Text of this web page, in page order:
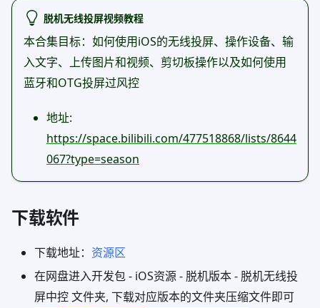
脱机无线投屏视频教程
本合集目标：如何使用iOS的无线投屏、操作设备、输
入文字、上传图片和视频、剪切板操作以及如何使用
蓝牙和OTG投屏过风控
地址:
https://space.bilibili.com/477518868/lists/8644
067?type=season
下载软件
下载地址： 资源区
在网盘进入开发包 - iOS资源 - 脱机版本 - 脱机无线投
屏中控 文件夹, 下载对应版本的文件夹压缩文件即可